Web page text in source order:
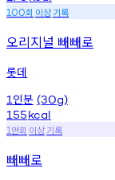
100회 이상기록
오리지널 빼빼로
롯데
1 인분 (30g)
155kcal
1 만회 이상기록
빼빼로